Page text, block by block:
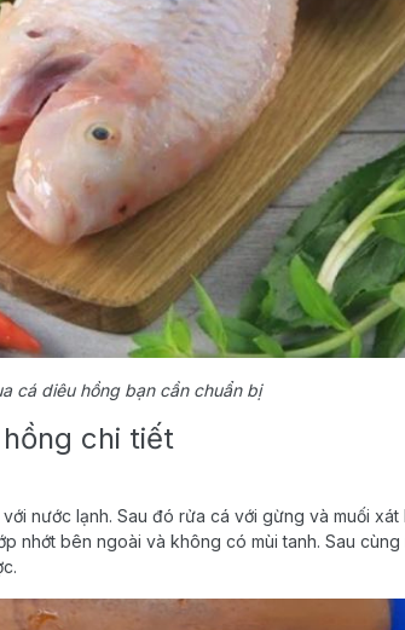
cá diêu hồng bạn cần chuẩn bị
chi tiết
nước lạnh. Sau đó rửa cá với gừng và muối
nhớt bên ngoài và không có mùi tanh. Sau cùng